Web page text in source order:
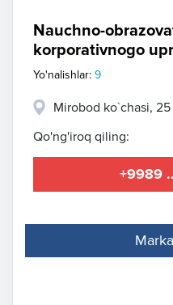
Nauchno-
korporativnogo
Yo'nalishlar: 9
Mirobod ko`chasi, 25
Qo'ng'iroq qiling:
+9989